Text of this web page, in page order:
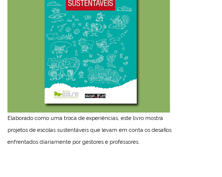
Elaborado como uma troca de experiências, este livro mostra
projetos de escolas sustentáveis que levam em conta os desafios
enfrentados diariamente por gestores e professores.